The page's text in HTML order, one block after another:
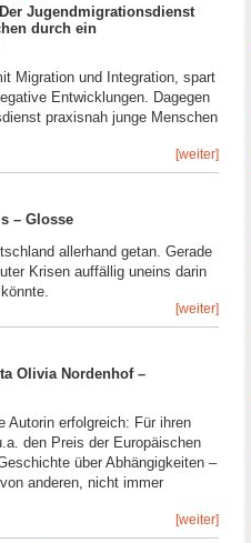
Jugendmigrationsdienst
durch ein
Migration und Integration, spart
Entwicklungen. Dagegen
praxisnah junge Menschen
[weiter]
– Glosse
allerhand getan. Gerade
Krisen auffällig uneins darin
[weiter]
Olivia Nordenhof –
Autorin erfolgreich: Für ihren
den Preis der Europäischen
über Abhängigkeiten –
anderen, nicht immer
[weiter]